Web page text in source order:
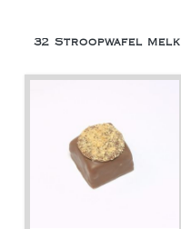
32 Stroopwafel Melk